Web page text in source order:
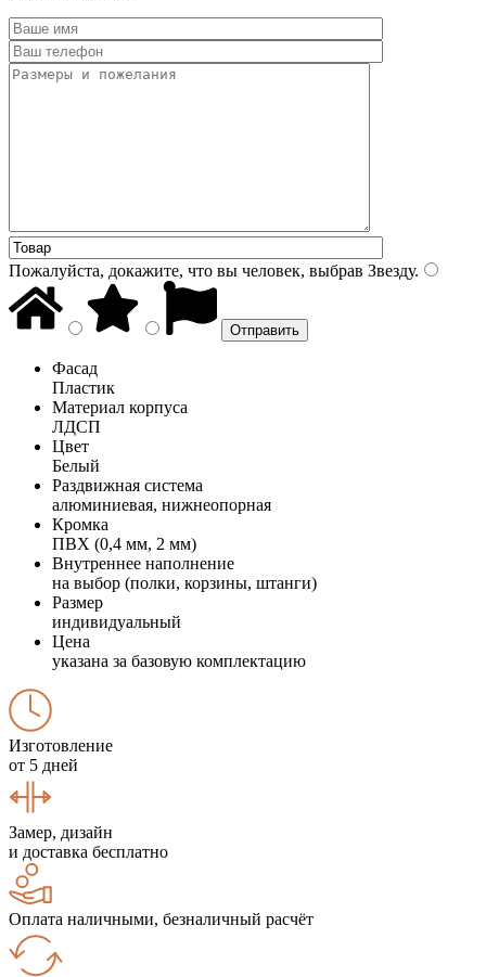
Пожалуйста, докажите, что вы человек, выбрав Звезду.
Фасад
Пластик
Материал корпуса
ЛДСП
Цвет
Белый
Раздвижная система
алюминиевая, нижнеопорная
Кромка
ПВХ (0,4 мм, 2 мм)
Внутреннее наполнение
на выбор (полки, корзины, штанги)
Размер
индивидуальный
Цена
указана за базовую комплектацию
Изготовление
от 5 дней
Замер, дизайн
и доставка бесплатно
Оплата наличными, безналичный расчёт